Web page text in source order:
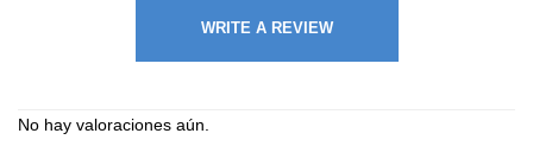
WRITE A REVIEW
No hay valoraciones aún.